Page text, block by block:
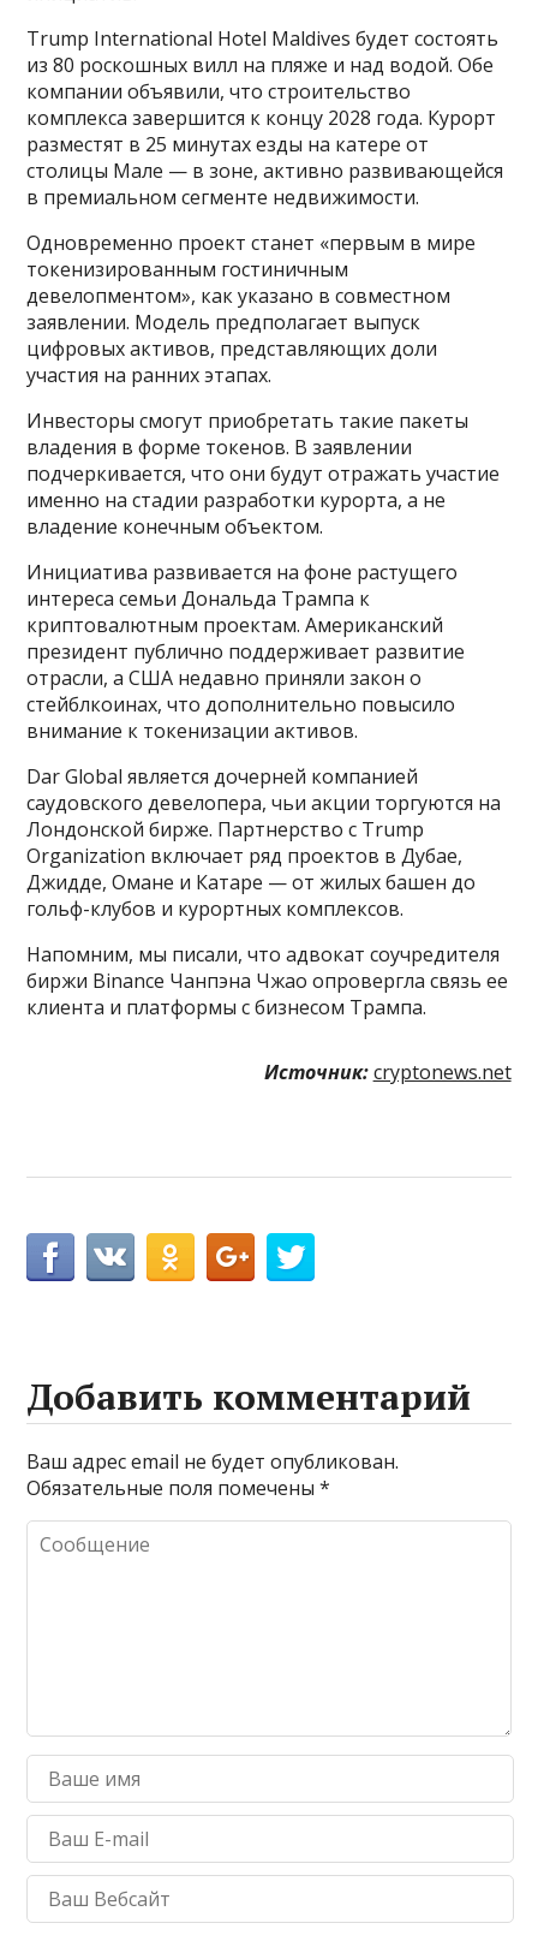
Trump International Hotel Maldives будет состоять
из 80 роскошных вилл на пляже и над водой. Обе
компании объявили, что строительство
комплекса завершится к концу 2028 года. Курорт
разместят в 25 минутах езды на катере от
столицы Мале — в зоне, активно развивающейся
в премиальном сегменте недвижимости.
Одновременно проект станет «первым в мире
токенизированным гостиничным
девелопментом», как указано в совместном
заявлении. Модель предполагает выпуск
цифровых активов, представляющих доли
участия на ранних этапах.
Инвесторы смогут приобретать такие пакеты
владения в форме токенов. В заявлении
подчеркивается, что они будут отражать участие
именно на стадии разработки курорта, а не
владение конечным объектом.
Инициатива развивается на фоне растущего
интереса семьи Дональда Трампа к
криптовалютным проектам. Американский
президент публично поддерживает развитие
отрасли, а США недавно приняли закон о
стейблкоинах, что дополнительно повысило
внимание к токенизации активов.
Dar Global является дочерней компанией
саудовского девелопера, чьи акции торгуются на
Лондонской бирже. Партнерство с Trump
Organization включает ряд проектов в Дубае,
Джидде, Омане и Катаре — от жилых башен до
гольф-клубов и курортных комплексов.
Напомним, мы писали, что адвокат соучредителя
биржи Binance Чанпэна Чжао опровергла связь ее
клиента и платформы с бизнесом Трампа.
Источник: cryptonews.net
Добавить комментарий
Ваш адрес email не будет опубликован.
Обязательные поля помечены*